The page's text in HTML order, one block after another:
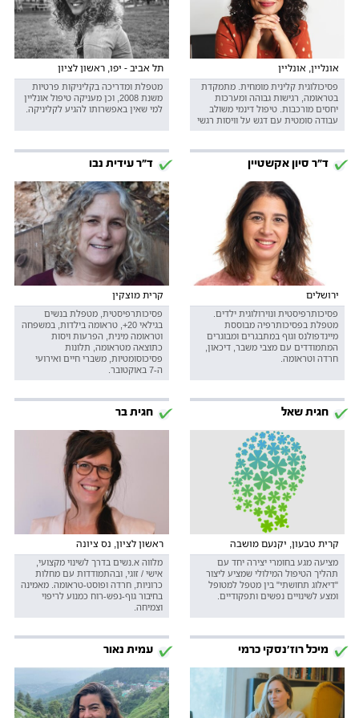
אונליין, אונליין
פסיכולוגית קלינית מומחית. מתמקדת
בטראומה, רגישות גבוהה ומערכות
יחסים מורכבות. טיפול דינמי משולב
עבודה סומטית עם דגש על וויסות רגשי
תל אביב - יפו, ראשון לציון
מטפלת ומדריכה בקליניקות פרטיות
משנת 2008, וכן מעניקה טיפול אונליין
למי שאין באפשרותו להגיע לקליניקה.
ד"ר סיון אקשטיין
ירושלים
פסיכותרפיסטית ונוירולוגית ילדים.
מטפלת בפסיכותרפיה מבוססת
מיינדפולנס וגוף במתבגרים ומבוגרים
המתמודדים עם מצבי משבר, דיכאון,
חרדה וטראומה.
ד"ר עידית נבו
קרית מוצקין
פסיכותרפיסטית, מטפלת בנשים
בגילאי 20+, טראומה בילדות, במשפחה
וטראומה מינית, הפרעות ויסות
כתוצאה מטראומה, תלונות
פסיכוסומטיות, משברי חיים ואירועי
ה-7 באוקטובר.
חגית שאל
קרית טבעון, יקנעם מושבה
מציעה מגע בחומרי יצירה יחד עם
תהליך הטיפול המילולי שמציע ליצור
"דיאלוג תחושתי" בין מטפל למטופל
ומצע לשינויים נפשים ותפקודיים.
חגית בר
ראשון לציון, נס ציונה
מלווה א.נשים בדרך לשינוי מקצועי,
אישי / זוגי, ובהתמודדות עם מחלות
כרוניות, חרדה ופוסט-טראומה. מאמינה
בחיבור גוף-נפש-רוח כמנוע לריפוי
וצמיחה.
מיכל רוז'נסקי כרמי עמית נאור